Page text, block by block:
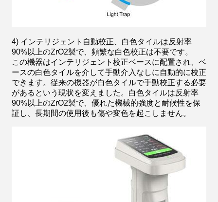
4) インテリジェント自動校正、白色タイルは反射率
90%以上のZrO2製で、頻繁な白色校正は不要です。
この機器はインテリジェント校正ベースに配置され、ベ
ースの白色タイルを介して手動介入なしに自動的に校正
できます。従来の機器が白色タイルで手動校正する必要
があるという現状を変えました。白色タイルは反射率
90%以上のZrO2製で、優れた機械的強度と耐候性を保
証し、長期間の使用後も傷や変色を起こしません。